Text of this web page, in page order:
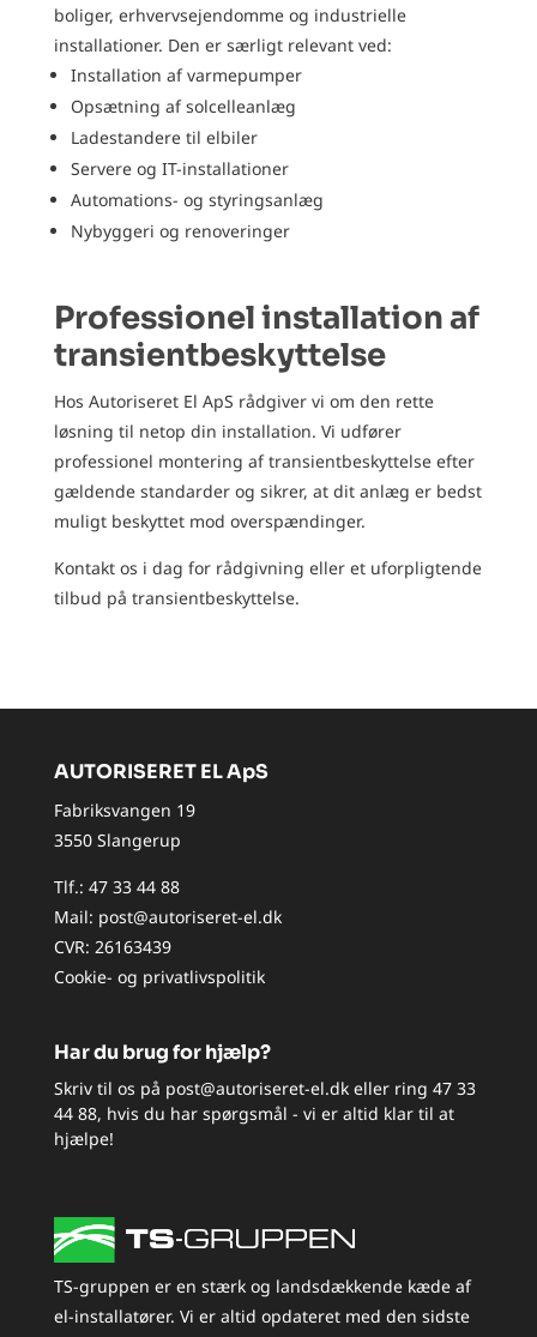
boliger, erhvervsejendomme og industrielle
installationer. Den er særligt relevant ved:
Installation af varmepumper
Opsætning af solcelleanlæg
Ladestandere til elbiler
Servere og IT-installationer
Automations- og styringsanlæg
Nybyggeri og renoveringer
Professionel installation af
transientbeskyttelse
Hos Autoriseret El ApS rådgiver vi om den rette
løsning til netop din installation. Vi udfører
professionel montering af transientbeskyttelse efter
gældende standarder og sikrer, at dit anlæg er bedst
muligt beskyttet mod overspændinger.
Kontakt os i dag for rådgivning eller et uforpligtende
tilbud på transientbeskyttelse.
AUTORISERET EL ApS
Fabriksvangen 19
3550 Slangerup
Tlf.: 47 33 44 88
Mail: post@autoriseret-el.dk
CVR: 26163439
Cookie- og privatlivspolitik
Har du brug for hjælp?
Skriv til os på post@autoriseret-el.dkeller ring 47 33
44 88, hvis du har spørgsmål - vi er altid klar til at
hjælpe!
TS-gruppen er en stærk og landsdækkende kæde af
el-installatører. Vi er altid opdateret med den sidste